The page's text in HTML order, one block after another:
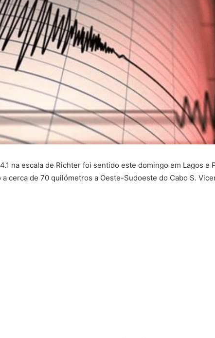
na escala de Richter foi sentido este domingo em Lagos e
cerca de 70 quilómetros a Oeste-Sudoeste do Cabo S.